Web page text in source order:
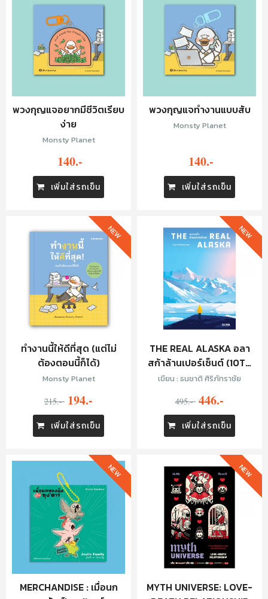
พวงกุญแจอยากมีชีวิตเรียบ
ง่าย
Monsty Planet
140.-
เพิ่มใส่รถเข็น
พวงกุญแจทำงานแบบสับ
Monsty Planet
140.-
เพิ่มใส่รถเข็น
ทำงานนี้ให้ดีที่สุด (แต่ไม่
ต้องตอนนี้ก็ได้)
Monsty Planet
215.- 194.-
เพิ่มใส่รถเข็น
NEW
THE REAL ALASKA อลา
สก้าล้านเปอร์เซ็นต์ (10TH
ANNIVERSARY EDITION)
เขียน : ธนชาติ ศิริภัทราชัย
495.- 446.-
เพิ่มใส่รถเข็น
NEW
MERCHANDISE : เมื่อนก
NEW
MYTH UNIVERSE: LOVE-
NEW